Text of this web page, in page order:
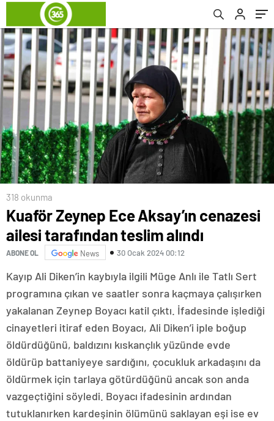
318 okunma
Kuaför Zeynep Ece Aksay’ın cenazesi
ailesi tarafından teslim alındı
ABONE OL News 30 Ocak 2024 00:12
Kayıp Ali Diken’in kaybıyla ilgili Müge Anlı ile Tatlı Sert
programına çıkan ve saatler sonra kaçmaya çalışırken
yakalanan Zeynep Boyacı katil çıktı. İfadesinde işlediği
cinayetleri itiraf eden Boyacı, Ali Diken’i iple boğup
öldürdüğünü, baldızını kıskançlık yüzünde evde
öldürüp battaniyeye sardığını, çocukluk arkadaşını da
öldürmek için tarlaya götürdüğünü ancak son anda
vazgeçtiğini söyledi. Boyacı ifadesinin ardından
tutuklanırken kardeşinin ölümünü saklayan eşi ise ev